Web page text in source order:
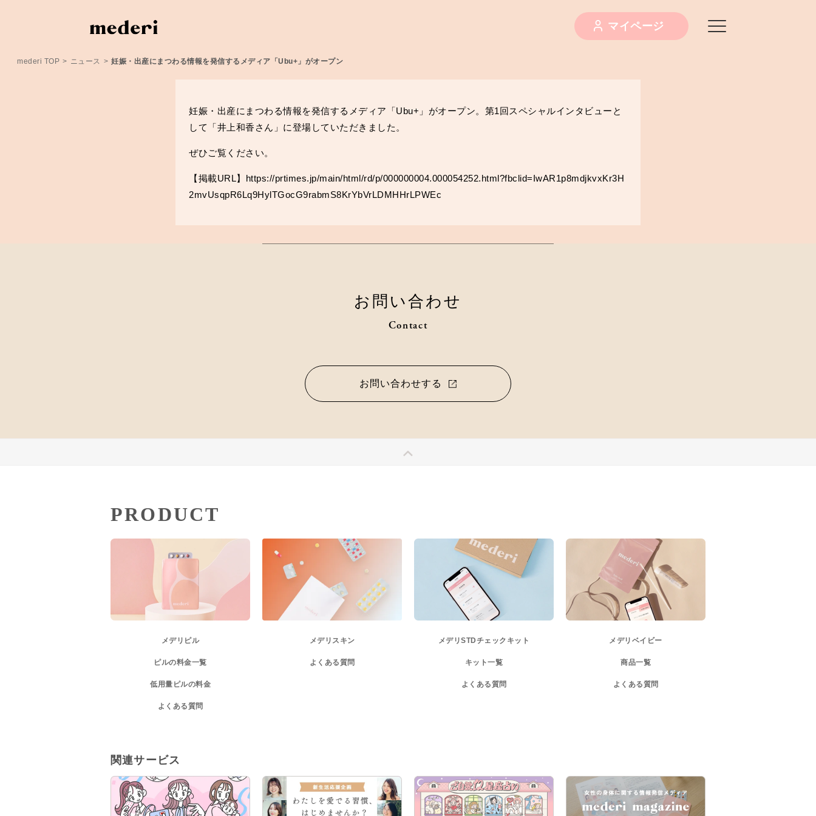
マイページ
mederi TOP > ニュース > 妊娠・出産にまつわる情報を発信するメディア「Ubu+」がオープン
妊娠・出産にまつわる情報を発信するメディア「Ubu+」がオープン。第1回スペシャルインタビューと
して「井上和香さん」に登場していただきました。
ぜひご覧ください。
【掲載URL】 https://prtimes.jp/main/html/rd/p/000000004.000054252.html?fbclid=IwAR1p8mdjkvxKr3H
2mvUsqpR6Lq9HylTGocG9rabmS8KrYbVrLDMHHrLPWEc
お問い合わせ
Contact
お問い合わせする
PRODUCT
メデリピル
ピルの料金一覧
低用量ピルの料金
よくある質問
メデリスキン
よくある質問
メデリSTDチェックキット
キット一覧
よくある質問
メデリベイビー
商品一覧
よくある質問
関連サービス